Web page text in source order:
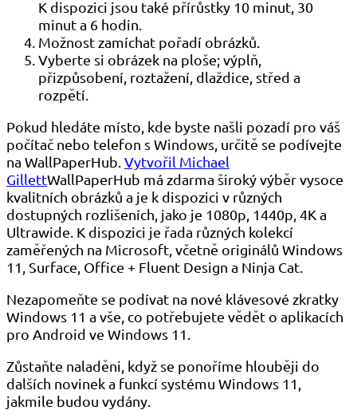
K dispozici jsou také přírůstky 10 minut, 30
minut a 6 hodin.
Možnost zamíchat pořadí obrázků.
Vyberte si obrázek na ploše; výplň,
přizpůsobení, roztažení, dlaždice, střed a
rozpětí.
Pokud hledáte místo, kde byste našli pozadí pro váš
počítač nebo telefon s Windows, určitě se podívejte
na WallPaperHub.Vytvořil Michael
GillettWallPaperHub má zdarma široký výběr vysoce
kvalitních obrázků a je k dispozici v různých
dostupných rozlišeních, jako je 1080p, 1440p, 4K a
Ultrawide. K dispozici je řada různých kolekcí
zaměřených na Microsoft, včetně originálů Windows
11, Surface, Office + Fluent Design a Ninja Cat.
Nezapomeňte se podívat na nové klávesové zkratky
Windows 11 a vše, co potřebujete vědět o aplikacích
pro Android ve Windows 11.
Zůstaňte naladěni, když se ponoříme hlouběji do
dalších novinek a funkcí systému Windows 11,
jakmile budou vydány.